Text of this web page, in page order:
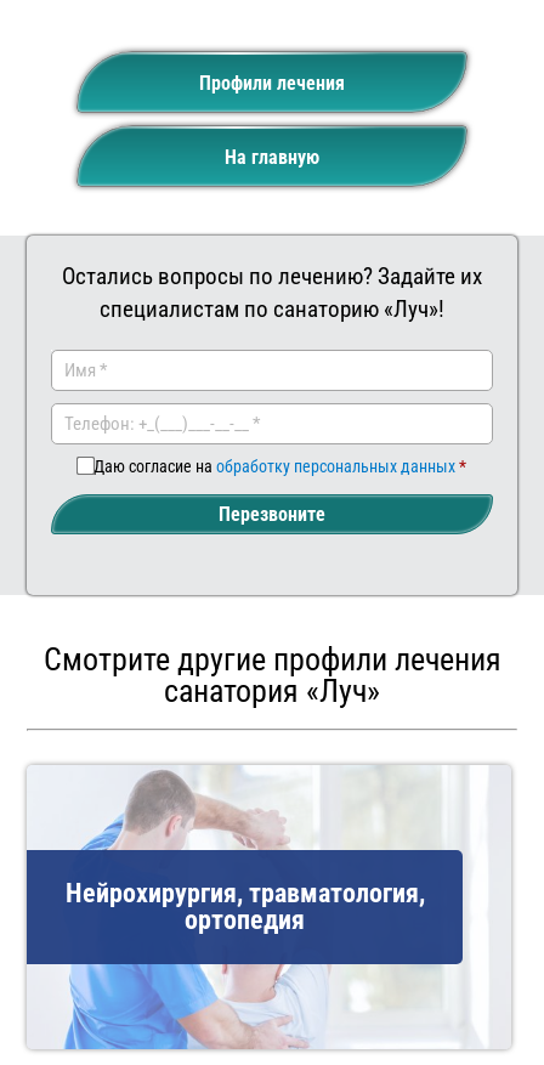
Профили лечения
На главную
Остались вопросы по лечению? Задайте их
специалистам по санаторию «Луч»!
Даю согласие на обработку персональных данных
Перезвоните
Смотрите другие профили лечения
санатория «Луч»
Нейрохирургия, травматология,
ортопедия